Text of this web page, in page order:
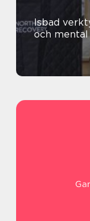
Isbad verktyget för fokus, återhämtning
och